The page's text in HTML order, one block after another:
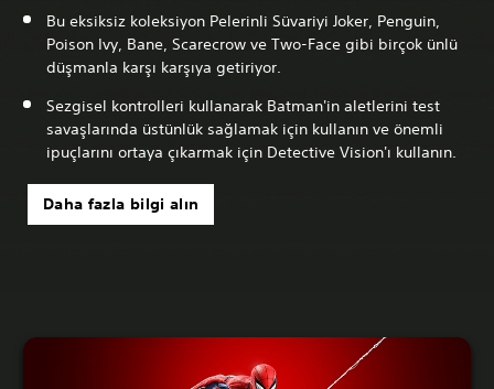
Bu eksiksiz koleksiyon Pelerinli Süvariyi Joker, Penguin,
Poison Ivy, Bane, Scarecrow ve Two-Face gibi birçok ünlü
düşmanla karşı karşıya getiriyor.
Sezgisel kontrolleri kullanarak Batman'in aletlerini test
savaşlarında üstünlük sağlamak için kullanın ve önemli
ipuçlarını ortaya çıkarmak için Detective Vision'ı kullanın.
Daha fazla bilgi alın